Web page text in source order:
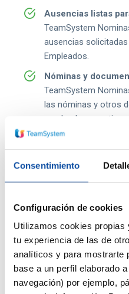
Consentimiento
Configuración de cookies
Utilizamos cookies propias
tu experiencia de las de
analíticos y para mostrarte
base a un perfil elaborado
navegación) por ejemplo,
Ausencias listas
TeamSystem
ausencias
Empleados.
Nóminas y
TeamSystem
las nóminas y otros
empleado,
único lugar y
Control y seguridad
permite mantener el
información y la
ambos programas
mientras estén
de forma automática